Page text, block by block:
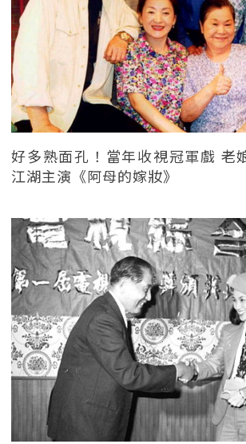
好多熟面孔！當年收視冠軍戲 老
江湖主演《阿母的嫁妝》